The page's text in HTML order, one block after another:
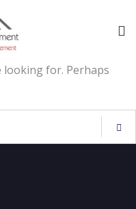
looking for. Perhaps